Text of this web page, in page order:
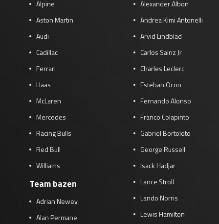
Alpine
Aston Martin
Audi
Cadillac
Ferrari
Haas
McLaren
Mercedes
Racing Bulls
Red Bull
Williams
Team bazen
Adrian Newey
Alan Permane
Alexander Albon
Andrea Kimi Antonelli
Arvid Lindblad
Carlos Sainz Jr
Charles Leclerc
Esteban Ocon
Fernando Alonso
Franco Colapinto
Gabriel Bortoleto
George Russell
Isack Hadjar
Lance Stroll
Lando Norris
Lewis Hamilton